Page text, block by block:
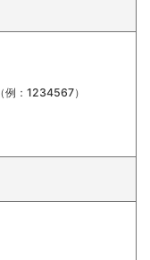
（例：1234567）